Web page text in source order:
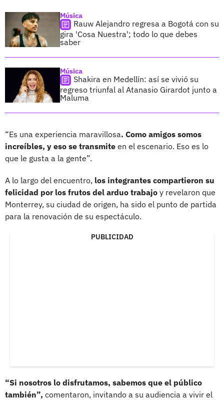
Música
Rauw Alejandro regresa a Bogotá con su
gira 'Cosa Nuestra'; todo lo que debes
saber
Música
Shakira en Medellín: así se vivió su
regreso triunfal al Atanasio Girardot junto a
Maluma
“Es una experiencia maravillosa. Como amigos somos
increíbles, y eso se transmite en el escenario. Eso es lo
que le gusta a la gente”.
A lo largo del encuentro, los integrantes compartieron su
felicidad por los frutos del arduo trabajo y revelaron que
Monterrey, su ciudad de origen, ha sido el punto de partida
para la renovación de su espectáculo.
PUBLICIDAD
“Si nosotros lo disfrutamos, sabemos que el público
también”, comentaron, invitando a su audiencia a vivir el